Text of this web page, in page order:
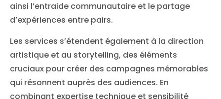
ainsi l’entraide communautaire et le partage
d’expériences entre pairs.
Les services s’étendent également à la direction
artistique et au storytelling, des éléments
cruciaux pour créer des campagnes mémorables
qui résonnent auprès des audiences. En
combinant expertise technique et sensibilité